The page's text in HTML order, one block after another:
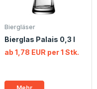
Biergläser
Bierglas Palais 0,3 l
ab 1,78 EUR per 1 Stk.